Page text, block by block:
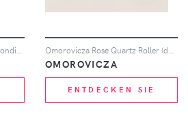
OMOROVICZA
ENTDECKEN SIE